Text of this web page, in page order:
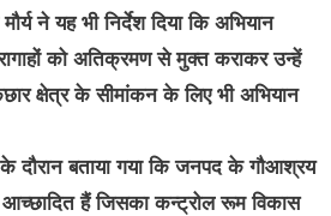
ने यह भी निर्देश दिया कि अभियान
को अतिक्रमण से मुक्त कराकर उन्हें
क्षेत्र के सीमांकन के लिए भी अभियान
के दौरान बताया गया कि जनपद के गौआश्रय
हैं जिसका कन्ट्रोल रूम विकास